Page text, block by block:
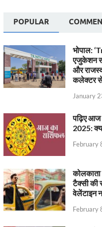
POPULAR
भोपाल:
एजुकेशन
और
कलेक्टर से
January
पढ़िए आज
2025:
February
टैक्सी की
वेलेंटाइन
February